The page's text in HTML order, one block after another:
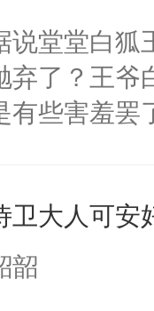
说堂堂白狐
弃了？王爷
有些害羞罢
，需得寸
往哪里跑呢
卫大人可安
韶